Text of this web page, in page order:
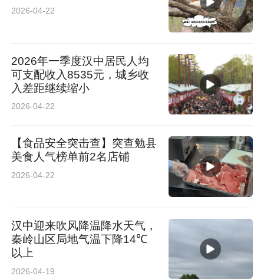
2026-04-22
2026年一季度汉中居民人均
可支配收入8535元，城乡收
入差距继续缩小
2026-04-22
【食品安全突击查】突查勉县
美食人气榜单前2名店铺
2026-04-22
汉中迎来吹风降温降水天气，
秦岭山区局地气温下降14℃
以上
2026-04-19